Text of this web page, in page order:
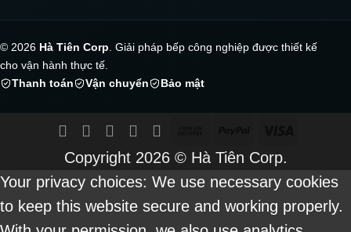
© 2026 Hà Tiên Corp. Giải pháp bếp công nghiệp được thiết kế
cho vận hành thực tế.
Thanh toán
Vận chuyển Bảo mật
On
Delivery
Copyright 2026 © Hà Tiên Corp.
Your privacy choices: We use necessary cookies
to keep this website secure and working properly.